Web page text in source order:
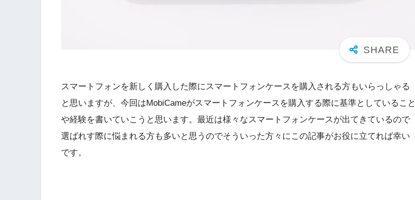
スマートフォンを新しく購入した際にスマートフォンケースを購入される方もいらっしゃる
と思いますが、今回はMobiCameがスマートフォンケースを購入する際に基準としていること
や経験を書いていこうと思います。最近は様々なスマートフォンケースが出てきているので
選ばれす際に悩まれる方も多いと思うのでそういった方々にこの記事がお役に立てれば幸い
です。